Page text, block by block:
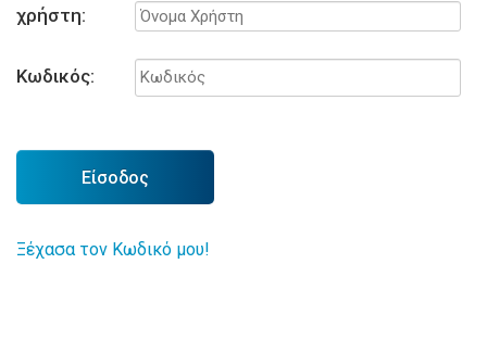
χρήστη:
Κωδικός:
Είσοδος
Ξέχασα τον Κωδικό μου!